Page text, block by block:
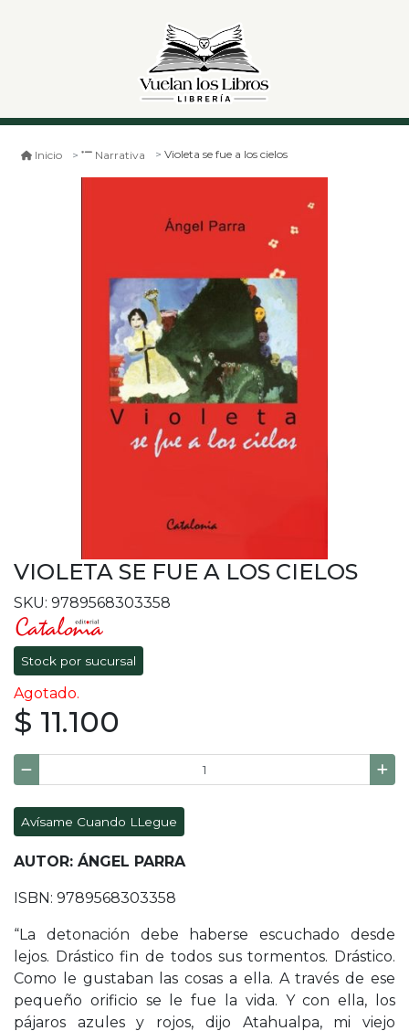
Inicio Narrativa Violeta se fue a los cielos
VIOLETA SE FUE A LOS CIELOS
SKU: 9789568303358
Stock por sucursal
Agotado.
$ 11.100
Avísame Cuando LLegue
AUTOR: ÁNGEL PARRA
ISBN: 9789568303358
“La detonación debe haberse escuchado desde
lejos. Drástico fin de todos sus tormentos. Drástico.
Como le gustaban las cosas a ella. A través de ese
pequeño orificio se le fue la vida. Y con ella, los
pájaros azules y rojos, dijo Atahualpa, mi viejo